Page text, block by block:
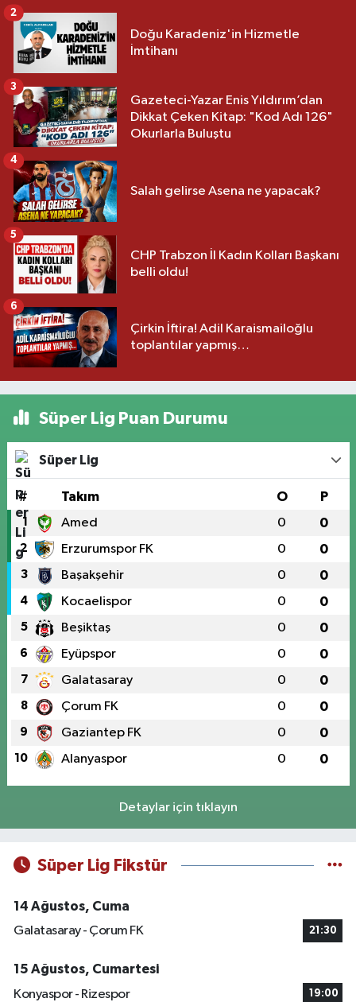
Doğu Karadeniz'in Hizmetle
İmtihanı
2
Gazeteci-Yazar Enis Yıldırım’dan
Dikkat Çeken Kitap: "Kod Adı 126"
Okurlarla Buluştu
3
Salah gelirse Asena ne yapacak?
4
CHP Trabzon İl Kadın Kolları Başkanı
belli oldu!
5
Çirkin İftira! Adil Karaismailoğlu
toplantılar yapmış…
6
Süper Lig Puan Durumu
Süper Lig
# Takım O P
1 Amed 0 0
2 Erzurumspor FK 0 0
3 Başakşehir 0 0
4 Kocaelispor 0 0
5 Beşiktaş 0 0
6 Eyüpspor 0 0
7 Galatasaray 0 0
8 Çorum FK 0 0
9 Gaziantep FK 0 0
10 Alanyaspor 0 0
Detaylar için tıklayın
Süper Lig Fikstür
14 Ağustos, Cuma
Galatasaray - Çorum FK
21:30
15 Ağustos, Cumartesi
Konyaspor - Rizespor
19:00